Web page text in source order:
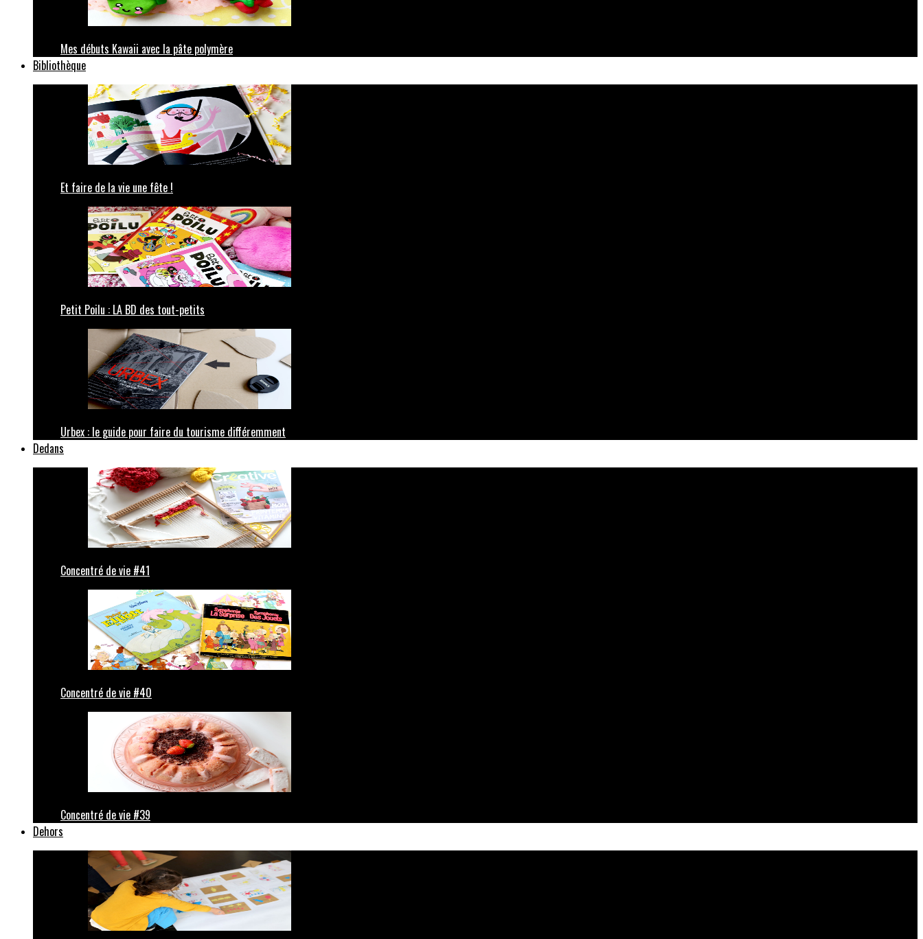
Mes débuts Kawaii avec la pâte polymère
Bibliothèque
Et faire de la vie une fête !
Petit Poilu : LA BD des tout-petits
Urbex : le guide pour faire du tourisme différemment
Dedans
Concentré de vie #41
Concentré de vie #40
Concentré de vie #39
Dehors